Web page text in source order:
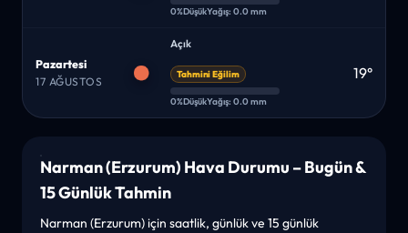
0%DüşükYağış: 0.0 mm
Pazartesi
17 AĞUSTOS
Açık
Tahmini Eğilim
0%DüşükYağış: 0.0 mm
19°
Narman (Erzurum) Hava Durumu – Bugün &
15 Günlük Tahmin
Narman (Erzurum) için saatlik, günlük ve 15 günlük